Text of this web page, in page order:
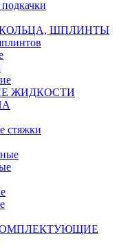
ШПЛИНТЫ
ЖИДКОСТИ
стяжки